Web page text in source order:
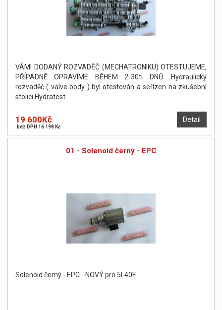
VÁMI DODANÝ ROZVADĚČ (MECHATRONIKU) OTESTUJEME,
PŘÍPADNĚ OPRAVÍME BĚHEM 2-30ti DNŮ. Hydraulický
rozvaděč ( valve body ) byl otestován a seřízen na zkušební
stolici Hydratest.
Detail
19 600Kč
bez DPH 16 198 Kč
01 - Solenoid černý - EPC
Solenoid černý - EPC - NOVÝ pro 5L40E